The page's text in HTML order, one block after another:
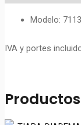
Modelo: 7113
IVA y portes